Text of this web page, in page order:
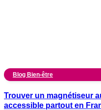
Blog Bien-être
Trouver un magnétiseur
accessible partout en